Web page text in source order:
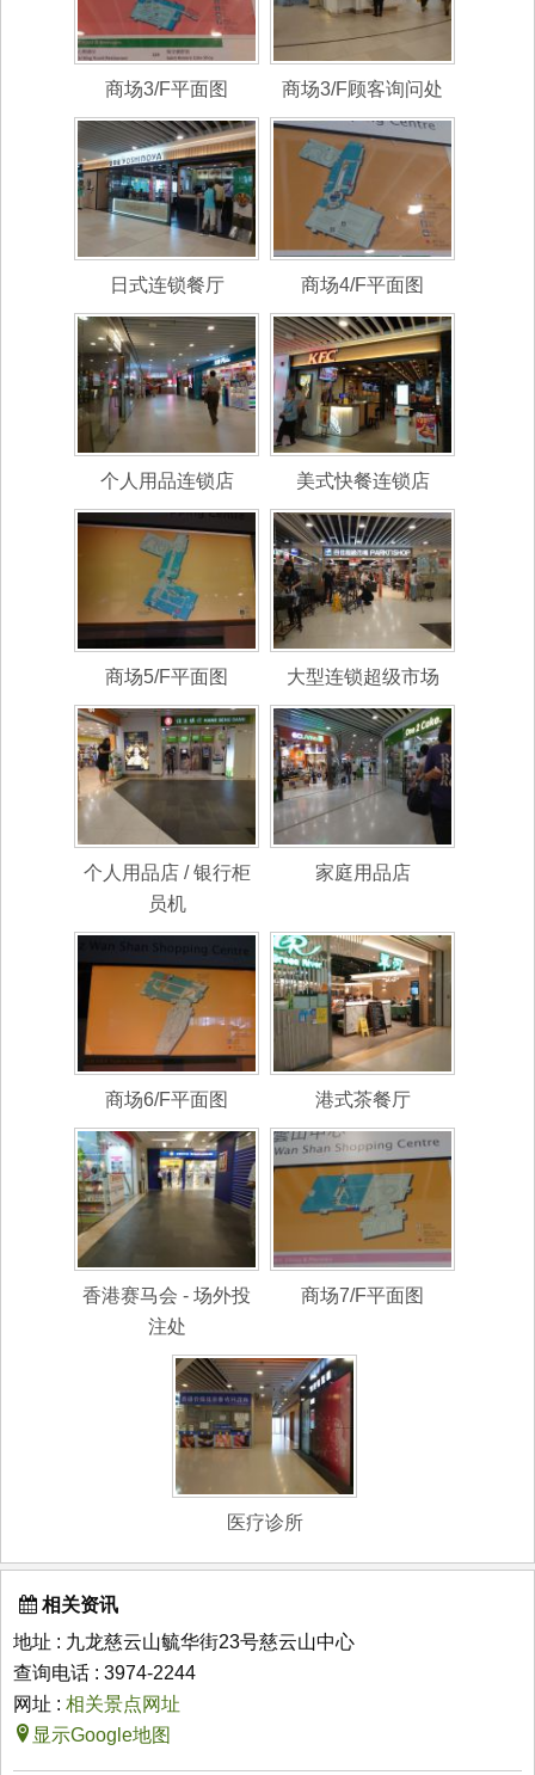
商场3/F平面图 商场3/F顾客询问处
日式连锁餐厅 商场4/F平面图
个人用品连锁店 美式快餐连锁店
商场5/F平面图 大型连锁超级市场
个人用品店 / 银行柜
员机
家庭用品店
商场6/F平面图 港式茶餐厅
香港赛马会 - 场外投
注处
商场7/F平面图
医疗诊所
相关资讯
地址 : 九龙慈云山毓华街23号慈云山中心
查询电话 : 3974-2244
网址 : 相关景点网址
显示Google地图